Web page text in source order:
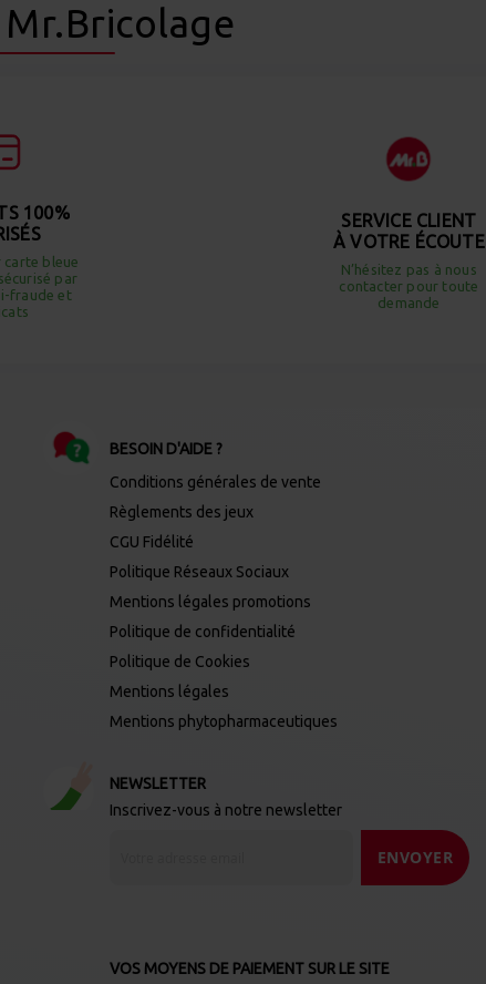
100%
carte bleue
par
fraude et
SERVICE CLIENT
À VOTRE ÉCOUTE
N’hésitez pas à nous
contacter pour toute
demande
BESOIN D'AIDE ?
Conditions générales de vente
Règlements des jeux
CGU Fidélité
Politique Réseaux Sociaux
Mentions légales promotions
Politique de confidentialité
Politique de Cookies
Mentions légales
Mentions phytopharmaceutiques
NEWSLETTER
Inscrivez-vous à notre newsletter
i
o
ENVOYER
VOS MOYENS DE PAIEMENT SUR LE SITE